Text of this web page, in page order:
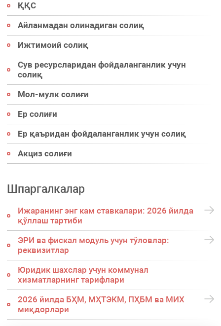
ҚҚС
Айланмадан олинадиган солиқ
Ижтимоий солиқ
Сув ресурсларидан фойдаланганлик учун
солиқ
Мол-мулк солиғи
Ер солиғи
Ер қаъридан фойдаланганлик учун солиқ
Акциз солиғи
Шпаргалкалар
Ижаранинг энг кам ставкалари: 2026 йилда
қўллаш тартиби
ЭРИ ва фискал модуль учун тўловлар:
реквизитлар
Юридик шахслар учун коммунал
хизматларнинг тарифлари
2026 йилда БҲМ, МҲТЭКМ, ПҲБМ ва МИХ
миқдорлари